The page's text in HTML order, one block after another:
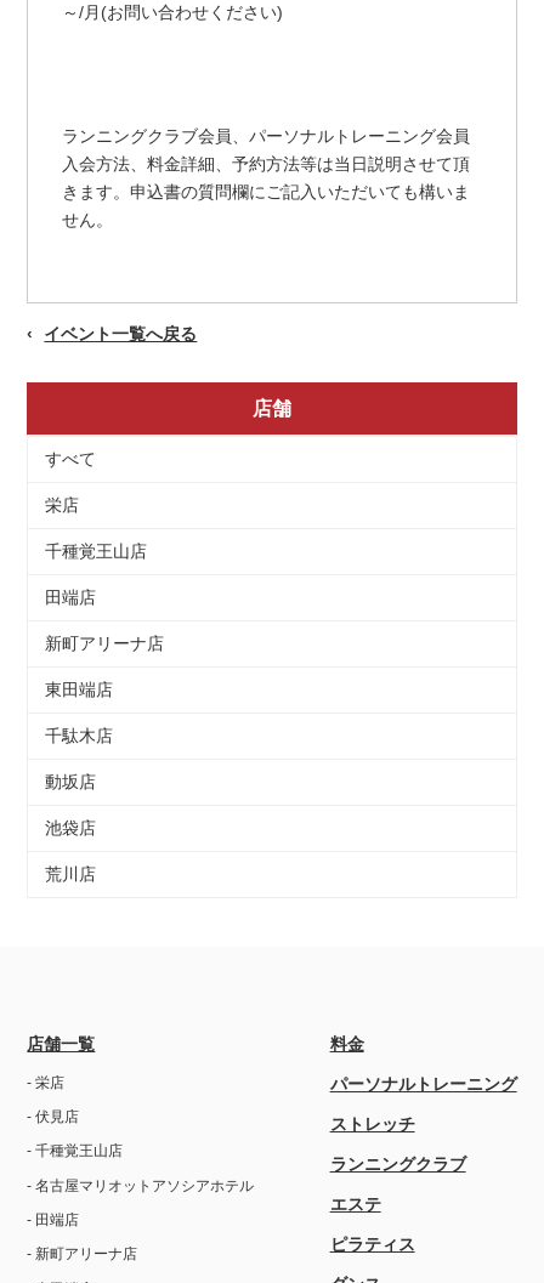
～/月(お問い合わせください)
ランニングクラブ会員、パーソナルトレーニング会員
入会方法、料金詳細、予約方法等は当日説明させて頂
きます。申込書の質問欄にご記入いただいても構いま
せん。
イベント一覧へ戻る
店舗
すべて
栄店
千種覚王山店
田端店
新町アリーナ店
東田端店
千駄木店
動坂店
池袋店
荒川店
店舗一覧
- 栄店
- 伏見店
- 千種覚王山店
- 名古屋マリオットアソシアホテル
- 田端店
- 新町アリーナ店
料金
パーソナルトレーニング
ストレッチ
ランニングクラブ
エステ
ピラティス